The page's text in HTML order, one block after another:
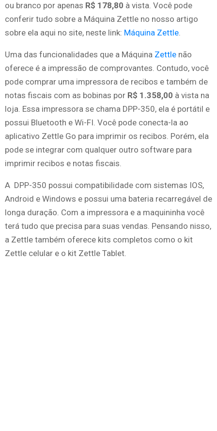
ou branco por apenas R$ 178,80 à vista. Você pode
conferir tudo sobre a Máquina Zettle no nosso artigo
sobre ela aqui no site, neste link: Máquina Zettle.
Uma das funcionalidades que a Máquina Zettle não
oferece é a impressão de comprovantes. Contudo, você
pode comprar uma impressora de recibos e também de
notas fiscais com as bobinas por R$ 1.358,00 à vista na
loja. Essa impressora se chama DPP-350, ela é portátil e
possui Bluetooth e Wi-FI. Você pode conecta-la ao
aplicativo Zettle Go para imprimir os recibos. Porém, ela
pode se integrar com qualquer outro software para
imprimir recibos e notas fiscais.
A DPP-350 possui compatibilidade com sistemas IOS,
Android e Windows e possui uma bateria recarregável de
longa duração. Com a impressora e a maquininha você
terá tudo que precisa para suas vendas. Pensando nisso,
a Zettle também oferece kits completos como o kit
Zettle celular e o kit Zettle Tablet.